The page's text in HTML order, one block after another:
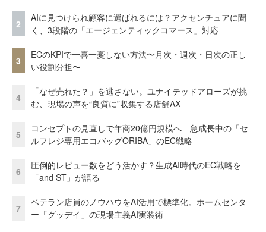
2
AIに見つけられ顧客に選ばれるには？アクセンチュアに聞
く、3段階の「エージェンティックコマース」対応
3
ECのKPIで一喜一憂しない方法〜月次・週次・日次の正し
い役割分担〜
4
「なぜ売れた？」を逃さない。ユナイテッドアローズが挑
む、現場の声を“良質に”収集する店舗AX
5
コンセプトの見直しで年商20億円規模へ 急成長中の「セ
ルフレジ専用エコバッグORIBA」のEC戦略
6
圧倒的レビュー数をどう活かす？生成AI時代のEC戦略を
「and ST」が語る
7
ベテラン店員のノウハウをAI活用で標準化。ホームセンタ
ー「グッデイ」の現場主義AI実装術